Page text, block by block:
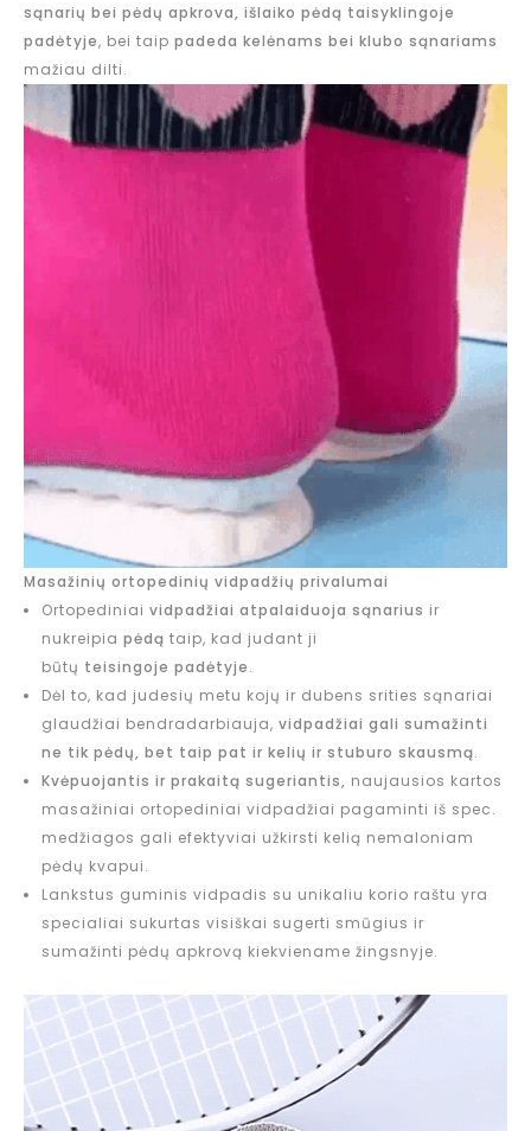
sąnarių bei pėdų apkrova, išlaiko pėdą taisyklingoje
padėtyje, bei taip padeda kelėnams bei klubo sąnariams
mažiau dilti.
Masažinių ortopedinių vidpadžių privalumai
Ortopediniai vidpadžiai atpalaiduoja sąnarius ir
nukreipia pėdą taip, kad judant ji
būtų teisingoje padėtyje.
Dėl to, kad judesių metu kojų ir dubens srities sąnariai
glaudžiai bendradarbiauja, vidpadžiai gali sumažinti
ne tik pėdų, bet taip pat ir kelių ir stuburo skausmą.
Kvėpuojantis ir prakaitą sugeriantis, naujausios kartos
masažiniai ortopediniai vidpadžiai pagaminti iš spec.
medžiagos gali efektyviai užkirsti kelią nemaloniam
pėdų kvapui.
Lankstus guminis vidpadis su unikaliu korio raštu yra
specialiai sukurtas visiškai sugerti smūgius ir
sumažinti pėdų apkrovą kiekviename žingsnyje.